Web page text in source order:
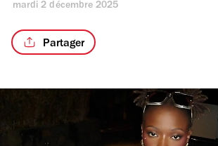
mardi 2 décembre 2025
Partager